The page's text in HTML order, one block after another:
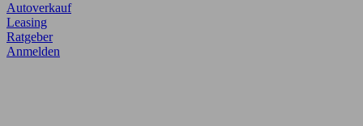
Autoverkauf
Leasing
Ratgeber
Anmelden